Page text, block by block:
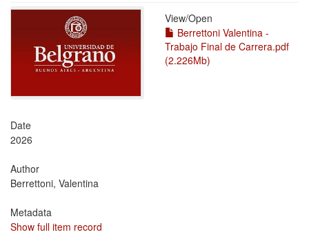
View/Open
Berrettoni Valentina -
Trabajo Final de Carrera.pdf
(2.226Mb)
Date
2026
Author
Berrettoni, Valentina
Metadata
Show full item record